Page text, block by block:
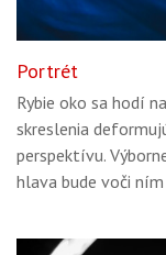
Portrét
Rybie oko sa hodí
skreslenia
perspektívu.
hlava bude voči